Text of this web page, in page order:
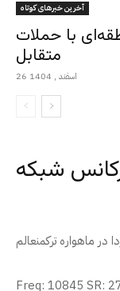
آخرین خبرهای کوتاه
با حملات
متقابل
26 اسفند , 1404
شبکه
Freq: 10845 SR: